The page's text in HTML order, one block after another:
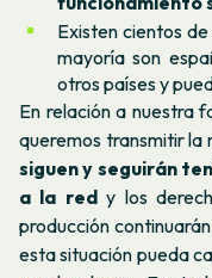
Existen cientos
mayoría son
otros países y
En relación a nuestra
queremos transmitir la
siguen y seguirán
a la redy los
producción
esta situación pueda